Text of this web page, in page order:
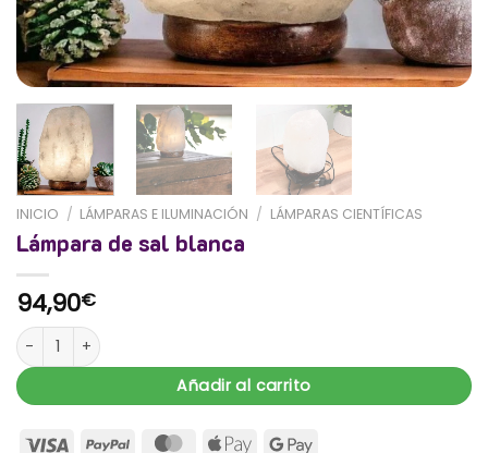
INICIO / LÁMPARAS E ILUMINACIÓN / LÁMPARAS CIENTÍFICAS
Lámpara de sal blanca
94,90€
Lámpara de sal blanca cantidad
Añadir al carrito